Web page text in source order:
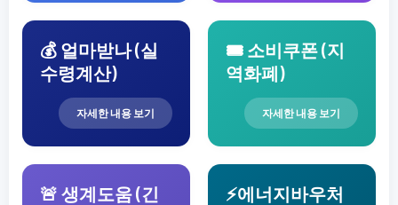
💰 얼마받나 (실
수령계산)
자세한 내용 보기
🎟️ 소비쿠폰 (지
역화폐)
자세한 내용 보기
🚨 생계도움 (긴
⚡에너지바우처